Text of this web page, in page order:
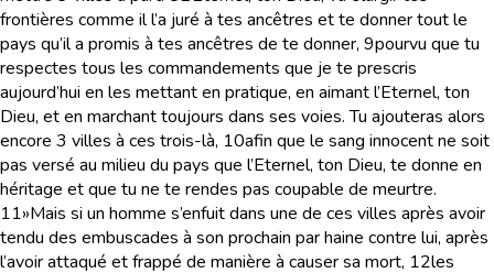
frontières comme il l’a juré à tes ancêtres et te donner tout le
pays qu’il a promis à tes ancêtres de te donner, 9pourvu que tu
respectes tous les commandements que je te prescris
aujourd’hui en les mettant en pratique, en aimant l’Eternel, ton
Dieu, et en marchant toujours dans ses voies. Tu ajouteras alors
encore 3 villes à ces trois-là, 10afin que le sang innocent ne soit
pas versé au milieu du pays que l’Eternel, ton Dieu, te donne en
héritage et que tu ne te rendes pas coupable de meurtre.
11»Mais si un homme s’enfuit dans une de ces villes après avoir
tendu des embuscades à son prochain par haine contre lui, après
l’avoir attaqué et frappé de manière à causer sa mort, 12les